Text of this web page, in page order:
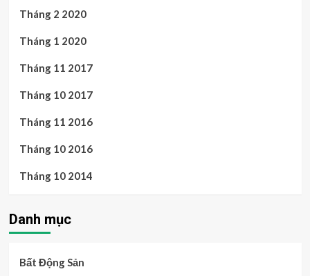
Tháng 2 2020
Tháng 1 2020
Tháng 11 2017
Tháng 10 2017
Tháng 11 2016
Tháng 10 2016
Tháng 10 2014
Danh mục
Bất Động Sản